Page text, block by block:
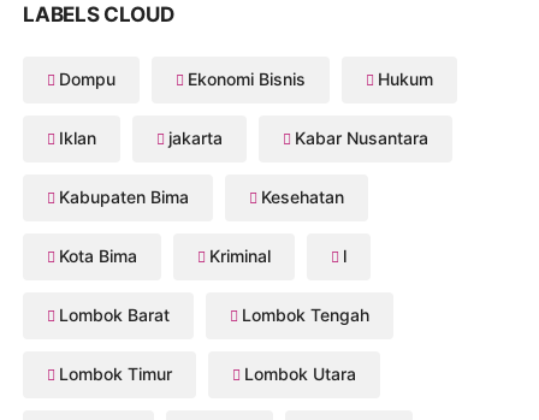
LABELS CLOUD
Dompu Ekonomi Bisnis Hukum
Iklan jakarta Kabar Nusantara
Kabupaten Bima Kesehatan
Kota Bima Kriminal l
Lombok Barat Lombok Tengah
Lombok Timur Lombok Utara